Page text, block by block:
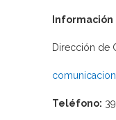
Dirección de
Teléfono: